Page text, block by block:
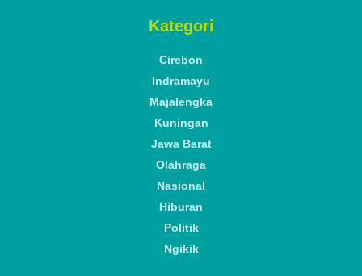
Kategori
Cirebon
Indramayu
Majalengka
Kuningan
Jawa Barat
Olahraga
Nasional
Hiburan
Politik
Ngikik